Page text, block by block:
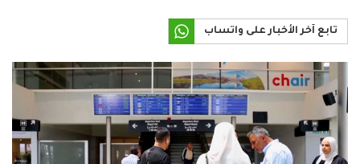
تابع آخر الأخبار على واتساب